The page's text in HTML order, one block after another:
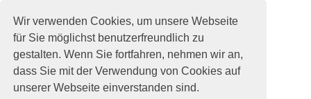
Wir verwenden Cookies, um unsere Webseite
für Sie möglichst benutzerfreundlich zu
gestalten. Wenn Sie fortfahren, nehmen wir an,
dass Sie mit der Verwendung von Cookies auf
unserer Webseite einverstanden sind.